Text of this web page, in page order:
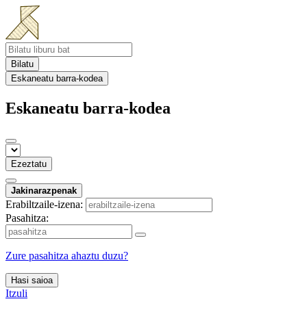
Bilatu
Eskaneatu barra-kodea
Eskaneatu barra-kodea
Ezeztatu
Jakinarazpenak
Erabiltzaile-izena:
Pasahitza:
Zure pasahitza ahaztu duzu?
Hasi saioa
Itzuli